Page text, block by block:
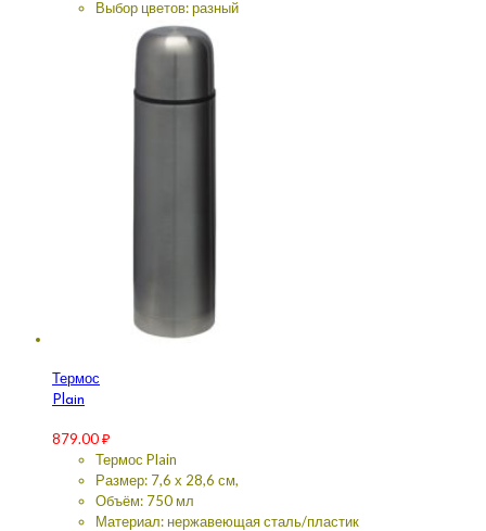
Выбор цветов: разный
Термос
Plain
879.00₽
Термос Plain
Размер: 7,6 х 28,6 см,
Объём: 750 мл
Материал: нержавеющая сталь/пластик